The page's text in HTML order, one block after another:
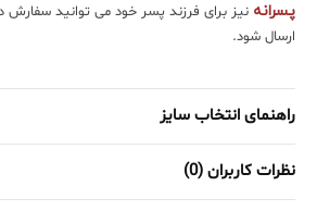
پسرانه نیز برای فرزند پسر خود می توانید سفارش
ارسال شود.
راهنمای انتخاب سایز
نظرات کاربران (0)